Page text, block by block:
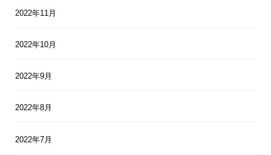
2022年11月
2022年10月
2022年9月
2022年8月
2022年7月